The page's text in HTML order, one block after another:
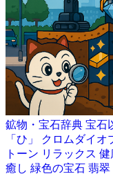
鉱物・宝石辞典 宝石
「ひ」
クロムダイオ
トーン リラックス 健
癒し 緑色の宝石 翡翠